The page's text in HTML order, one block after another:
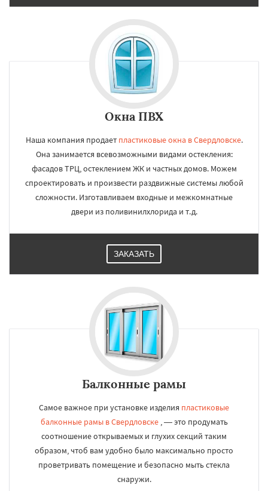
Окна ПВХ
Наша компания продает пластиковые окна в Свердловске.
Она занимается всевозможными видами остекления:
фасадов ТРЦ, остеклением ЖК и частных домов. Можем
спроектировать и произвести раздвижные системы любой
сложности. Изготавливаем входные и межкомнатные
двери из поливинилхлорида и т.д.
ЗАКАЗАТЬ
Балконные рамы
Самое важное при установке изделия пластиковые
балконные рамы в Свердловске, — это продумать
соотношение открываемых и глухих секций таким
образом, чтоб вам удобно было максимально просто
проветривать помещение и безопасно мыть стекла
снаружи.